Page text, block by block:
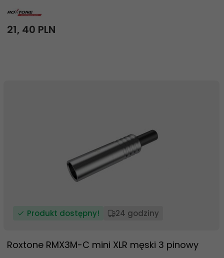
21, 40 PLN
Produkt dostępny! 24 godziny
Roxtone RMX3M-C mini XLR męski 3 pinowy